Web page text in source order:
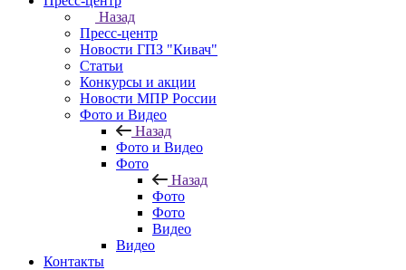
Назад
Пресс-центр
Новости ГПЗ "Кивач"
Статьи
Конкурсы и акции
Новости МПР России
Фото и Видео
Назад
Фото и Видео
Фото
Назад
Фото
Фото
Видео
Видео
Контакты